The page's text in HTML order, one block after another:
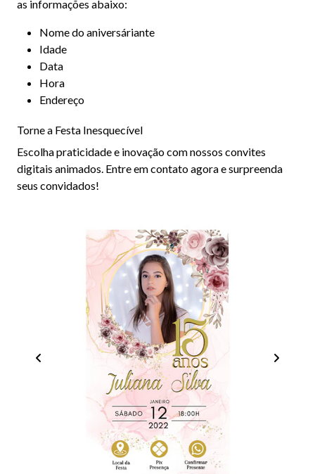
as informações abaixo:
Nome do aniversáriante
Idade
Data
Hora
Endereço
Torne a Festa Inesquecível
Escolha praticidade e inovação com nossos convites
digitais animados. Entre em contato agora e surpreenda
seus convidados!